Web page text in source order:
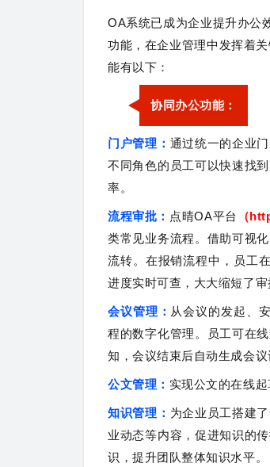
OA系统已成为企业提升办公
功能，在企业管理中发挥着
能有以下：
协同办公功能：
门户管理： 通过统一的企业
不同角色的员工可以快速找
率。
流程审批： 点晴OA平台 （
类常见业务流程。借助可视
流转。在报销流程中，员工
进度实时可查，大大缩短了审
会议管理： 从会议的发起、
程的数字化管理。员工可在
知，会议结束后自动生成会
公文管理： 实现公文的在线
知识管理： 为企业员工搭建
业动态等内容，促进知识的
识，提升团队整体知识水平。